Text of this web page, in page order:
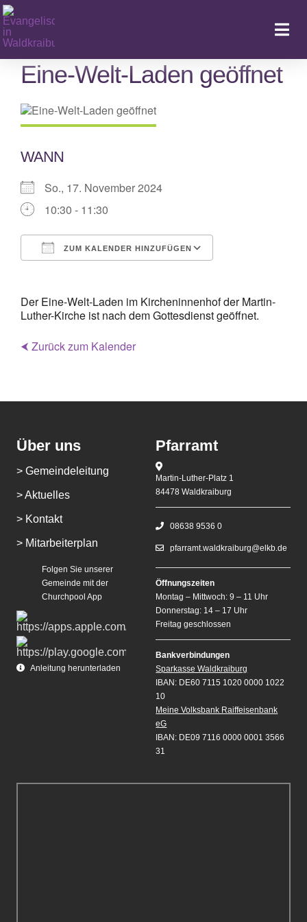
Zum
Inhalt
springen
Eine-Welt-Laden geöffnet
WANN
So., 17. November 2024
10:30 - 11:30
ZUM KALENDER HINZUFÜGEN
Der Eine-Welt-Laden im Kircheninnenhof der Martin-
Luther-Kirche ist nach dem Gottesdienst geöffnet.
⮜ Zurück zum Kalender
Über uns
> Gemeindeleitung
> Aktuelles
> Kontakt
> Mitarbeiterplan
Folgen Sie unserer
Gemeinde mit der
Churchpool App
Anleitung herunterladen
Pfarramt
Martin-Luther-Platz 1
84478 Waldkraiburg
08638 9536 0
pfarramt.waldkraiburg@elkb.de
Öffnungszeiten
Montag – Mittwoch: 9 – 11 Uhr
Donnerstag: 14 – 17 Uhr
Freitag geschlossen
Bankverbindungen
Sparkasse Waldkraiburg
IBAN: DE60 7115 1020 0000 1022
10
Meine Volksbank Raiffeisenbank
eG
IBAN: DE09 7116 0000 0001 3566
31